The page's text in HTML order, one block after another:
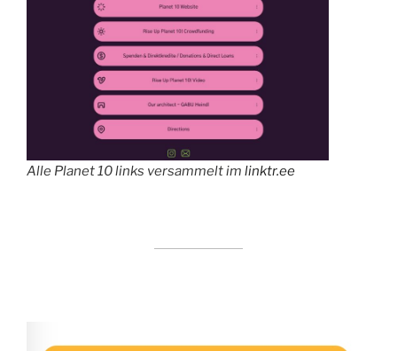
Alle Planet 10 links versammelt im linktr.ee